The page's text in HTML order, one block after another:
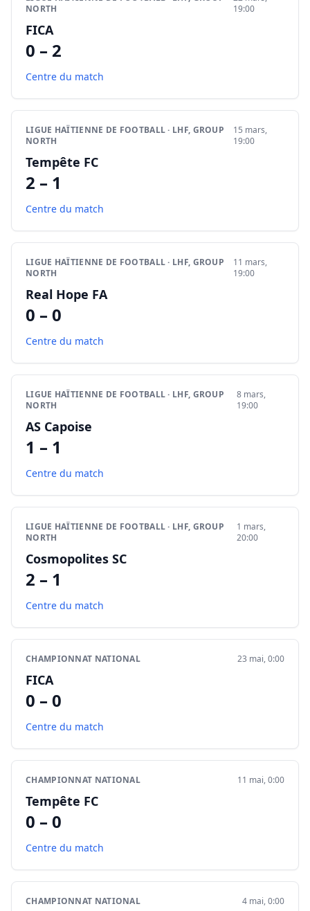
NORTH
19:00
FICA
0 – 2
Centre du match
LIGUE HAÏTIENNE DE FOOTBALL · LHF, GROUP
NORTH
15 mars,
19:00
Tempête FC
2 – 1
Centre du match
LIGUE HAÏTIENNE DE FOOTBALL · LHF, GROUP
NORTH
11 mars,
19:00
Real Hope FA
0 – 0
Centre du match
LIGUE HAÏTIENNE DE FOOTBALL · LHF, GROUP
NORTH
8 mars,
19:00
AS Capoise
1 – 1
Centre du match
LIGUE HAÏTIENNE DE FOOTBALL · LHF, GROUP
NORTH
1 mars,
20:00
Cosmopolites SC
2 – 1
Centre du match
CHAMPIONNAT NATIONAL 23 mai, 0:00
FICA
0 – 0
Centre du match
CHAMPIONNAT NATIONAL 11 mai, 0:00
Tempête FC
0 – 0
Centre du match
CHAMPIONNAT NATIONAL 4 mai, 0:00